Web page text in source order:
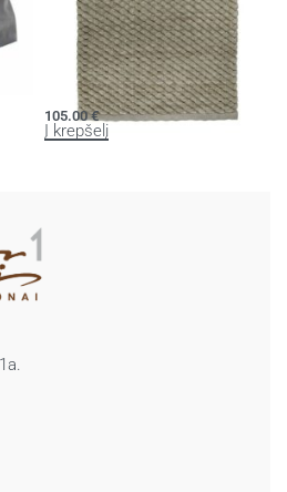
Vonios kilimėlis MAKS
105.00€
Į krepšelį